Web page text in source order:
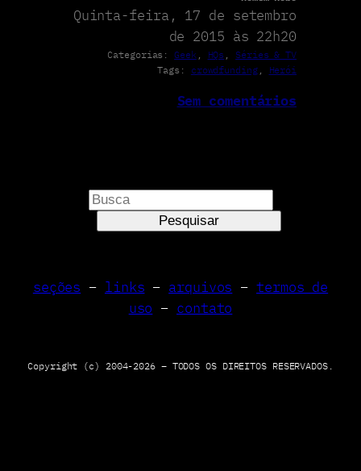
Quinta-feira, 17 de setembro
de 2015 às 22h20
Categorias:Geek HQs
Séries & TV
Tags: crowdfunding, Herói
Sem comentários
P
u
r
Pesquisar
seções – links – arquivos –termos de
uso – contato
Copyright (c) 2004-2026 – TODOS OS DIREITOS RESERVADOS.